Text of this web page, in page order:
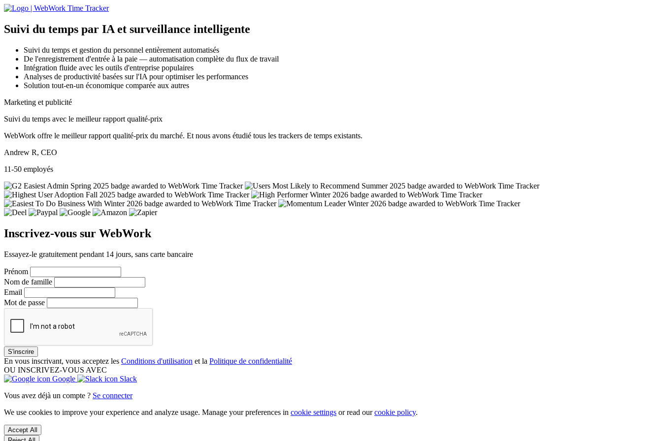
Suivi du temps par IA et surveillance intelligente
Suivi du temps et gestion du personnel entièrement automatisés
De l'enregistrement d'entrée à la paie — automatisation complète du flux de travail
Intégration fluide avec les outils d'entreprise populaires
Analyses de productivité basées sur l'IA pour optimiser les performances
Solution tout-en-un économique comparée aux autres
Marketing et publicité
Suivi du temps avec le meilleur rapport qualité-prix
WebWork offre le meilleur rapport qualité-prix du marché. Et nous avons étudié tous les trackers de temps existants.
Andrew R, CEO
11-50 employés
Inscrivez-vous sur WebWork
Essayez-le gratuitement pendant 14 jours, sans carte bancaire
Prénom
Nom de famille
Email
Mot de passe
S'inscrire
En vous inscrivant, vous acceptez les Conditions d'utilisation et la Politique de confidentialité
OU INSCRIVEZ-VOUS AVEC
Google
Slack
Vous avez déjà un compte ? Se connecter
We use cookies to improve your experience and analyze usage. Manage your preferences in cookie settings or read ourcookie policy.
Accept All